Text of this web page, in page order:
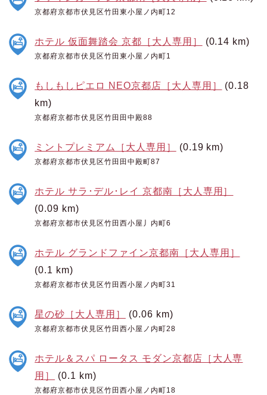
京都府京都市伏見区竹田東小屋ノ内町12
ホテル 仮面舞踏会 京都［大人専用］ (0.14 km)
京都府京都市伏見区竹田東小屋ノ内町1
もしもしピエロ NEO京都店［大人専用］
(0.18
km)
京都府京都市伏見区竹田田中殿88
ミントプレミアム［大人専用］ (0.19 km)
京都府京都市伏見区竹田田中殿町87
ホテル サラ･デル･レイ 京都南［大人専用］
(0.09 km)
京都府京都市伏見区竹田西小屋丿内町6
ホテル グランドファイン京都南［大人専用］
(0.1 km)
京都府京都市伏見区竹田西小屋ノ内町31
星の砂［大人専用］ (0.06 km)
京都府京都市伏見区竹田西小屋ノ内町28
ホテル＆スパ ロータス モダン京都店［大人専
用］
(0.1 km)
京都府京都市伏見区竹田西小屋ノ内町18